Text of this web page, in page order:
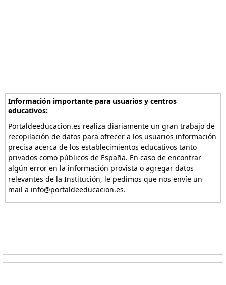
Información importante para usuarios y centros
educativos:
Portaldeeducacion.es realiza diariamente un gran trabajo de
recopilación de datos para ofrecer a los usuarios información
precisa acerca de los establecimientos educativos tanto
privados como públicos de España. En caso de encontrar
algún error en la información provista o agregar datos
relevantes de la Institución, le pedimos que nos envíe un
mail a info@portaldeeducacion.es.